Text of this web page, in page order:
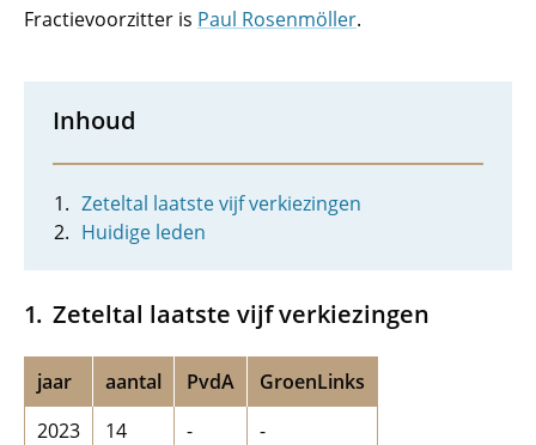
Fractievoorzitter is Paul Rosenmöller.
Inhoud
Zeteltal laatste vijf verkiezingen
Huidige leden
Zeteltal laatste vijf verkiezingen
jaar aantal PvdA
GroenLinks
2023
14 -
-